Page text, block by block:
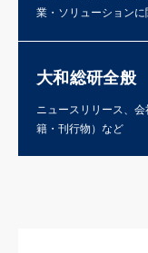
業・ソリューション
大和総研全般
ニュースリリース、
籍・刊行物）など